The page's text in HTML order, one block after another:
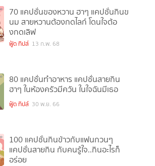
70 แคปชั่นของหวาน ฮาๆ แคปชั่นกินข
นม สายหวานต้องกดไลก์ โดนใจต้อ
งกดเลิฟ
ฟู้ด ทิปส์ 13 ก.พ. 68
80 แคปชั่นทำอาหาร แคปชั่นสายกิน
ฮาๆ ในห้องครัวมีควัน ในใจฉันมีเธอ
ฟู้ด ทิปส์ 30 พ.ย. 66
100 แคปชั่นกินข้าวกับแฟนกวนๆ
แคปชั่นสายกิน กับคนรู้ใจ..กินอะไรก็
อร่อย